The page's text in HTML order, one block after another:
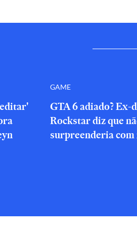
GAME
GTA 6 adiado? Ex-
Rockstar diz que
surpreenderia